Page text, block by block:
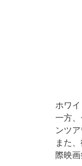
ホワ
一方
ンツ
また
際映